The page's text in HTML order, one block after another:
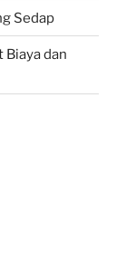
Sedap
Biaya dan